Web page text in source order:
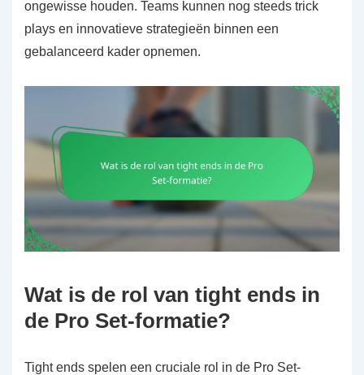
ongewisse houden. Teams kunnen nog steeds trick
plays en innovatieve strategieën binnen een
gebalanceerd kader opnemen.
Wat is de rol van tight ends in
de Pro Set-formatie?
Tight ends spelen een cruciale rol in de Pro Set-